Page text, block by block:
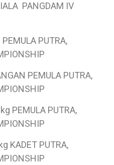
PANGDAM IV
PUTRA,
PEMULA PUTRA,
PEMULA PUTRA,
KADET PUTRA,